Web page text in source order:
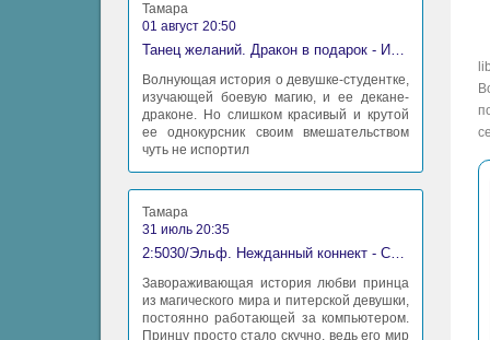
Тамара
01 август 20:50
Танец желаний. Дракон в подарок - Ирина Алексеева
Волнующая история о девушке-студентке,
изучающей боевую магию, и ее декане-
драконе. Но слишком красивый и крутой
ее однокурсник своим вмешательством
чуть не испортил
Тамара
31 июль 20:35
2:5030/Эльф. Нежданный коннект - Станислав Миков
Завораживающая история любви принца
из магического мира и питерской девушки,
постоянно работающей за компьютером.
Принцу просто стало скучно, ведь его мир